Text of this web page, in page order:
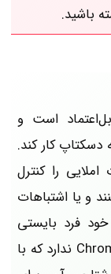
باشید.
است و
دسکتاپ کار کند.
املایی را کنترل
و یا اشتباهات
فرد بایستی
تصحیح کند. همچنین این برنامه افزونه Chrome ندارد که با